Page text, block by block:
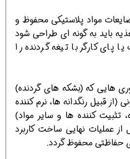
ضایعات مواد پلاستیکی محفوظ و
باید به گونه ای طراحی شود
کارگر با تیغه گردنده را
بمبوری هایی که (بشکه های گردنده)
(از قبیل رنگدانه ها، نرم کننده
تثبیت کننده ها و سایر مواد)
عملیات نهایی ساخت کاربرد
حفاظتی محفوظ گردد.